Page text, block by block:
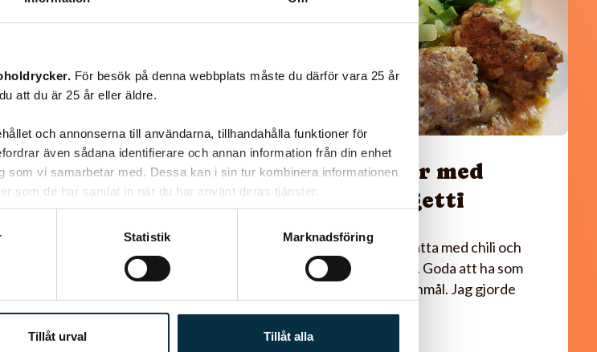
För besök på denna webbplats måste du därför vara 25 år
att du är 25 år eller äldre.
och annonserna till användarna, tillhandahålla funktioner för
även sådana identifierare och annan information från din enhet
som vi samarbetar med. Dessa kan i sin tur kombinera informationen
som de har samlat in när du har använt deras tjänster.
Statistik Marknadsföring
Tillåt urval Tillåt alla
köfte
Paleo oxjärpar med
grönsaksspagetti
Fina små oxjärpar smaksatta med chili och
fyllda med lök och svamp. Goda att ha som
lunch, middag eller mellanmål. Jag gjorde